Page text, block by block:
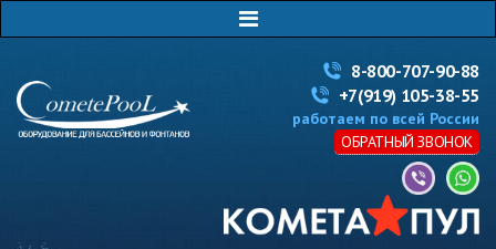
8-800-707-90-88
+7(919) 105-38-55
работаем по всей России
ОБРАТНЫЙ ЗВОНОК